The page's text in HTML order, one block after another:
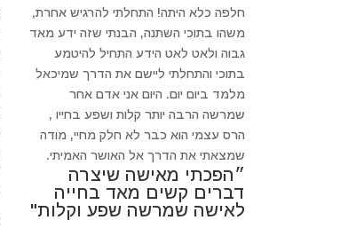
חלפה כלא היתה! התחלתי להרגיש אחרת,
משהו בתוכי השתנה, הבנתי שזה ידע מאד
גבוה ולאט לאט הידע התחיל להיטמע
בתוכי והתחלתי ליישם את הדרך שמיכאל
מלמד ביום יום. היום אני אדם אחר
שמרשה הרבה יותר קלות ושפע בחייו ,
הרס עצמי הוא כבר לא חלק מחיי, מודה
שמצאתי את הדרך אל האושר האמיתי.
״הפכתי מאישה שיצרה
דברים קשים מאד בחייה
לאישה שמרשה שפע וקלות"